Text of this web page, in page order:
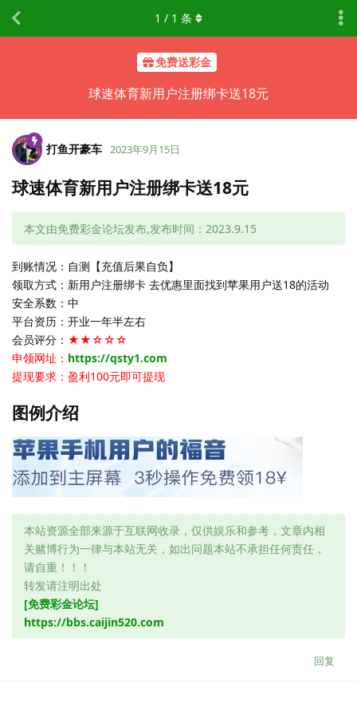
免费送彩金
球速体育新用户注册绑卡送18元
1 / 1 条
打鱼开豪车 2023年9月15日
球速体育新用户注册绑卡送18元
本文由免费彩金论坛发布,发布时间：2023.9.15
到账情况：自测【充值后果自负】
领取方式：新用户注册绑卡 去优惠里面找到苹果用户送18的活动
安全系数：中
平台资历：开业一年半左右
会员评分： ★★☆☆☆
申领网址： https://qsty1.com
提现要求：盈利100元即可提现
图例介绍
本站资源全部来源于互联网收录，仅供娱乐和参考，文章内相
关赌博行为一律与本站无关，如出问题本站不承担任何责任，
请自重！！！
转发请注明出处
[免费彩金论坛]
https://bbs.caijin520.com
回复